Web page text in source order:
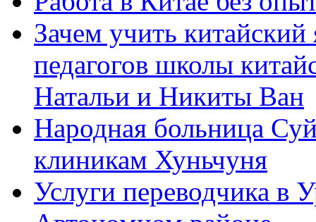
Зачем учить
педагогов школы
Натальи и Никиты Ван
Народная больница
клиникам Хуньчуня
Услуги переводчика в